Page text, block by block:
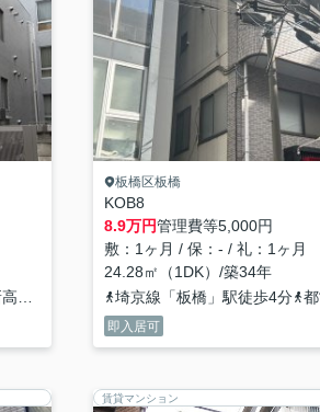
分
板橋区板橋
KOB8
8.9万円管理費等5,000円
敷：1ヶ月 / 保：- / 礼：1ヶ月
24.28㎡（1DK）/築34年
埼京線「板橋」駅徒歩4分
都
即入居可
賃貸マンション